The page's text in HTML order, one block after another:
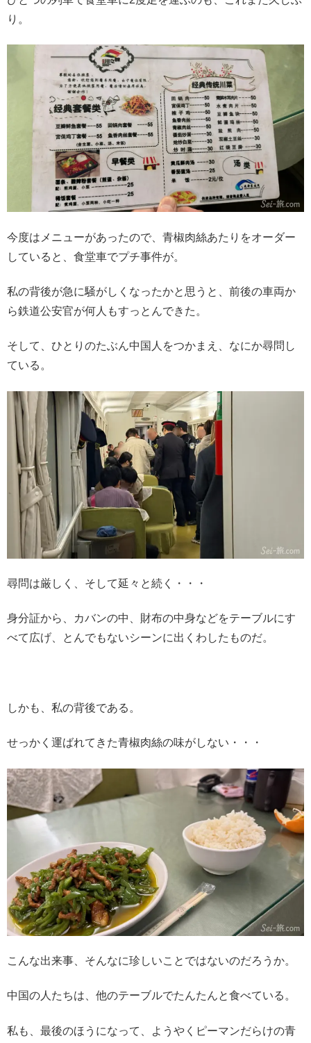
り。
今度はメニューがあったので、青椒肉絲あたりをオーダー
していると、食堂車でプチ事件が。
私の背後が急に騒がしくなったかと思うと、前後の車両か
ら鉄道公安官が何人もすっとんできた。
そして、ひとりのたぶん中国人をつかまえ、なにか尋問し
ている。
尋問は厳しく、そして延々と続く・・・
身分証から、カバンの中、財布の中身などをテーブルにす
べて広げ、とんでもないシーンに出くわしたものだ。
しかも、私の背後である。
せっかく運ばれてきた青椒肉絲の味がしない・・・
こんな出来事、そんなに珍しいことではないのだろうか。
中国の人たちは、他のテーブルでたんたんと食べている。
私も、最後のほうになって、ようやくピーマンだらけの青